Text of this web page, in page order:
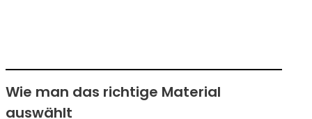
Wie man das richtige Material
auswählt